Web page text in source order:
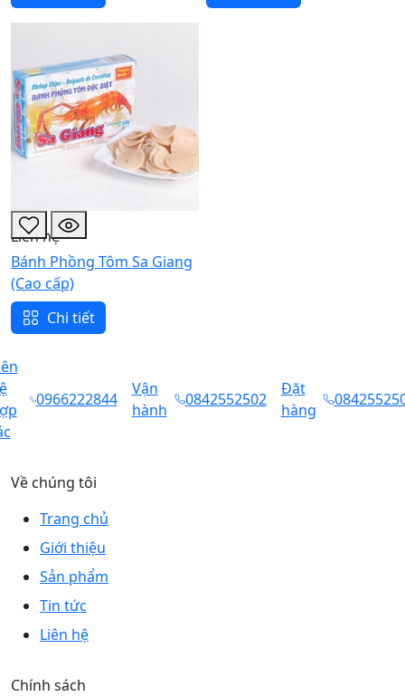
Liên hệ
Bánh Phồng Tôm Sa Giang
(Cao cấp)
Chi tiết
0966222844
Vận
hành
0842552502
Đặt
hàng
Về chúng tôi
Trang chủ
Giới thiệu
Sản phẩm
Tin tức
Liên hệ
Chính sách